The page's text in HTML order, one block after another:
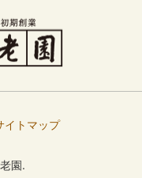
イトマップ
園.